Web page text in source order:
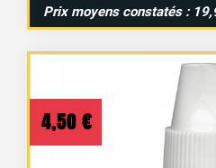
Prix moyens constatés :
4,50 €